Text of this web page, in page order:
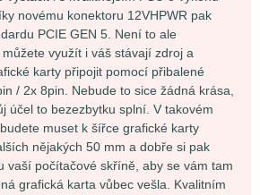
novému konektoru 12VHPWR pak
PCIE GEN 5. Není to ale
využít i váš stávají zdroj a
karty připojit pomocí přibalené
/ 2x 8pin. Nebude to sice žádná krása,
účel to bezezbytku splní. V takovém
muset k šířce grafické karty
nějakých 50 mm a dobře si pak
vaší počítačové skříně, aby se vám tam
grafická karta vůbec vešla. Kvalitním